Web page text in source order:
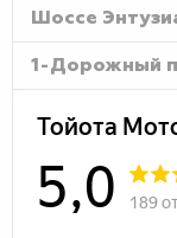
Шоссе
1-Дорожный